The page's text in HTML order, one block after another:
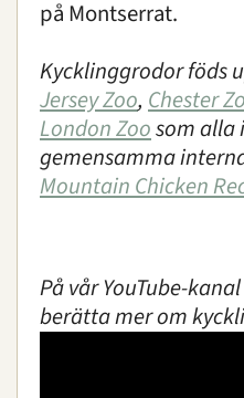
på Montserrat.
Kycklinggrodor föds
Jersey Zoo, Chester
London Zoosom alla
gemensamma
Mountain Chicken
På vår YouTube-
berätta mer om